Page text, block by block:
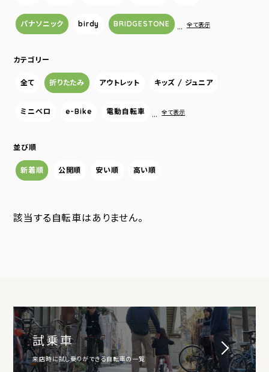
パナソニック birdy BRIDGESTONE … 全て表示
カテゴリー
全て 折りたたみ アウトレット キッズ / ジュニア
ミニベロ e-Bike 電動自転車 … 全て表示
並び順
新着順 公開順 安い順 高い順
該当する自転車はありません。
試乗車
来店時に試し乗りができる自転車の一覧